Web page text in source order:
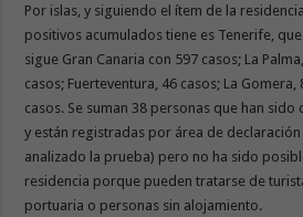
Por islas, y siguiendo el ítem de la
positivos acumulados tiene es Tenerife,
sigue Gran Canaria con 597 casos; La
casos; Fuerteventura, 46 casos; La Gomera,
casos. Se suman 38 personas que han
y están registradas por área de declaración
analizado la prueba) pero no ha sido
residencia porque pueden tratarse de
portuaria o personas sin alojamiento.